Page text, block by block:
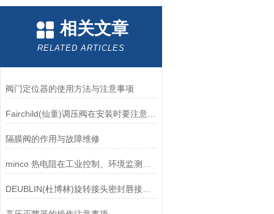
相关文章
RELATED ARTICLES
阀门定位器的使用方法与注意事项
Fairchild(仙童)调压阀在安装时要注意有哪些需要注意的地方？
隔膜阀的作用与故障维修
DEUBLIN(杜博林)旋转接头密封唇接觖宽度和负载